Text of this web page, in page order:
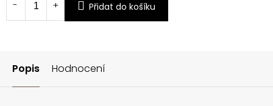
Přidat do košíku
Popis Hodnocení